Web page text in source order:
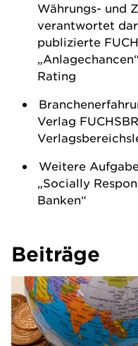
Währungs- und
verantwortet
publizierte
Rating
Verlag
Weitere
„Socially
Banken“
Beiträge